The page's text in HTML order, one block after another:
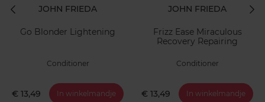
JOHN FRIEDA
Go Blonder Lightening
Conditioner
€ 13,49 In winkelmandje
JOHN FRIEDA
Frizz Ease Miraculous
Recovery Repairing
Conditioner
€ 13,49 In winkelmandje